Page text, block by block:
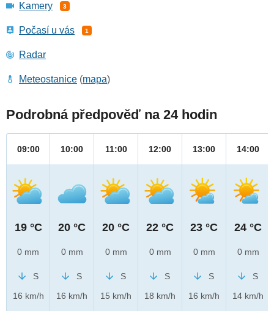
Kamery 3
Počasí u vás 1
Radar
Meteostanice (mapa)
Podrobná předpověď na 24 hodin
09:00
19 °C
0 mm
S
16 km/h
10:00
20 °C
0 mm
S
16 km/h
11:00
20 °C
0 mm
S
15 km/h
12:00
22 °C
0 mm
S
18 km/h
13:00
23 °C
0 mm
S
16 km/h
14:00
24 °C
0 mm
S
14 km/h